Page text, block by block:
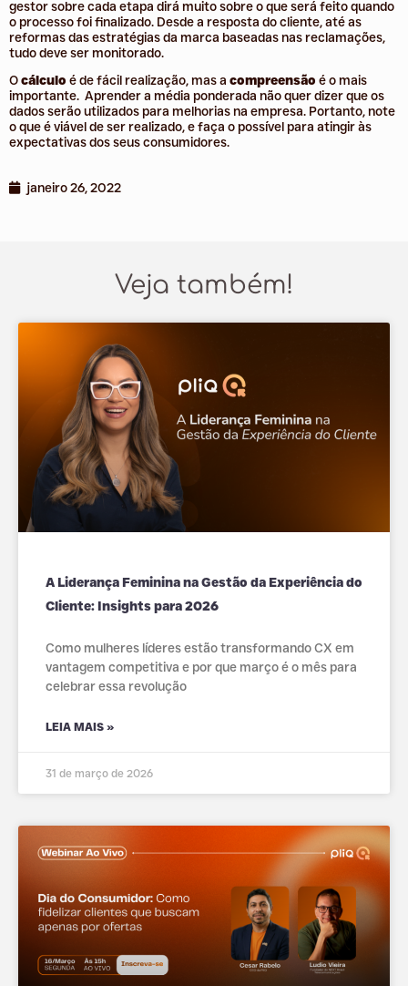
gestor sobre cada etapa dirá muito sobre o que será feito quando
o processo foi finalizado. Desde a resposta do cliente, até as
reformas das estratégias da marca baseadas nas reclamações,
tudo deve ser monitorado.
Ocálculo é de fácil realização, mas a compreensão é o mais
importante. Aprender a média ponderada não quer dizer que os
dados serão utilizados para melhorias na empresa. Portanto, note
o que é viável de ser realizado, e faça o possível para atingir às
expectativas dos seus consumidores.
janeiro 26, 2022
Veja também!
A Liderança Feminina na Gestão da Experiência do
Cliente: Insights para 2026
Como mulheres líderes estão transformando CX em
vantagem competitiva e por que março é o mês para
celebrar essa revolução
LEIA MAIS »
31 de março de 2026